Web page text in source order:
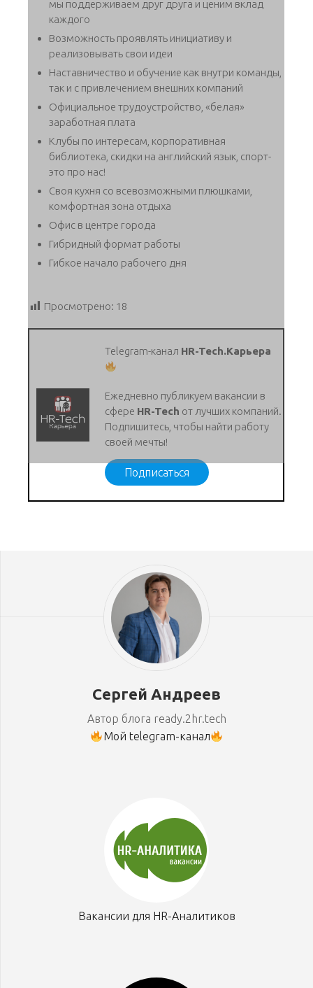
мы поддерживаем друг друга и ценим вклад
каждого
Возможность проявлять инициативу и
реализовывать свои идеи
Наставничество и обучение как внутри команды,
так и с привлечением внешних компаний
Официальное трудоустройство, «белая»
заработная плата
Клубы по интересам, корпоративная
библиотека, скидки на английский язык, спорт-
это про нас!
Своя кухня со всевозможными плюшками,
комфортная зона отдыха
Офис в центре города
Гибридный формат работы
Гибкое начало рабочего дня
Просмотрено: 18
Telegram-канал HR-Tech.Карьера
Ежедневно публикуем вакансии в
сфере HR-Tech от лучших компаний.
Подпишитесь, чтобы найти работу
своей мечты!
Подписаться
Сергей Андреев
Автор блога ready.2hr.tech
Мой telegram-канал
Вакансии для HR-Аналитиков